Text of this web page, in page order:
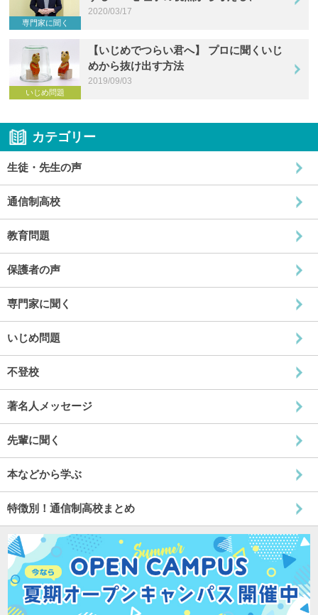
専門家に聞く
2020/03/17
いじめ問題
【いじめでつらい君へ】 プロに聞くいじ
めから抜け出す方法
2019/09/03
カテゴリー
生徒・先生の声
通信制高校
教育問題
保護者の声
専門家に聞く
いじめ問題
不登校
著名人メッセージ
先輩に聞く
本などから学ぶ
特徴別！通信制高校まとめ